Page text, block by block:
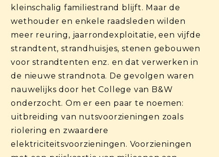
kleinschalig familiestrand blijft. Maar de
wethouder en enkele raadsleden wilden
meer reuring, jaarrondexploitatie, een vijfde
strandtent, strandhuisjes, stenen gebouwen
voor strandtenten enz. en dat verwerken in
de nieuwe strandnota. De gevolgen waren
nauwelijks door het College van B&W
onderzocht. Om er een paar te noemen:
uitbreiding van nutsvoorzieningen zoals
riolering en zwaardere
elektriciteitsvoorzieningen. Voorzieningen